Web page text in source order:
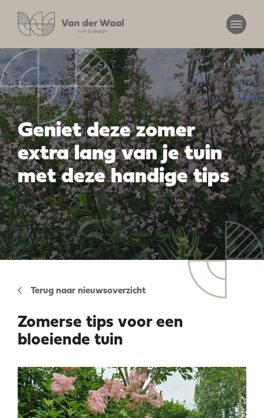
Geniet deze zomer
extra lang van je tuin
met deze handige tips
Terug naar nieuwsoverzicht
Zomerse tips voor een
bloeiende tuin